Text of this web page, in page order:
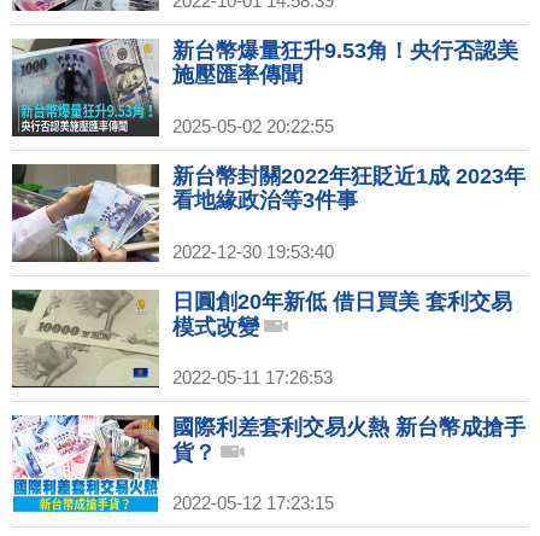
新台幣爆量狂升9.53角！央行否認美
施壓匯率傳聞
2025-05-02 20:22:55
新台幣封關2022年狂貶近1成 2023年
看地緣政治等3件事
2022-12-30 19:53:40
日圓創20年新低 借日買美 套利交易
模式改變
2022-05-11 17:26:53
國際利差套利交易火熱 新台幣成搶手
貨？
2022-05-12 17:23:15